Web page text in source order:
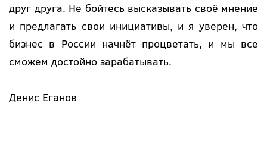
друг друга. Не бойтесь высказывать своё мнение
и предлагать свои инициативы, и я уверен, что
бизнес в России начнёт процветать, и мы все
сможем достойно зарабатывать.
Денис Еганов